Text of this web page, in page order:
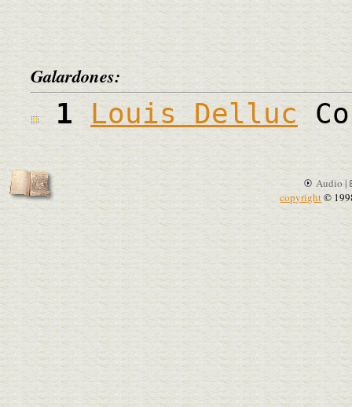
Galardones:
1Louis Delluc
Audio |
copyright©